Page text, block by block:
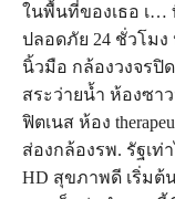
ในพื้นที่ของเธอ เ…
ปลอดภัย 24 ชั่วโมง
นิ้วมือ กล้องวงจรปิ
สระว่ายน้ำ ห้องซา
ฟิตเนส ห้อง
ส่องกล้องรพ. รัฐเ
HD สุขภาพดี เริ่มต้